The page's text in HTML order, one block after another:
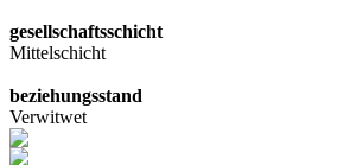
gesellschaftsschicht
Mittelschicht
beziehungsstand
Verwitwet